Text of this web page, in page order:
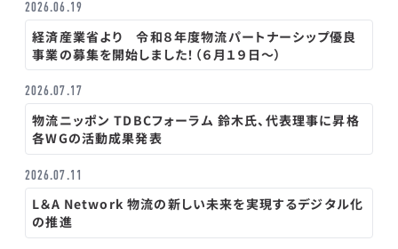
2026.06.19
経済産業省より 令和８年度物流パートナーシップ優良
事業の募集を開始しました！（６月１９日～）
2026.07.17
物流ニッポン TDBCフォーラム 鈴木氏、代表理事に昇格
各WGの活動成果発表
2026.07.11
L＆A Network 物流の新しい未来を実現するデジタル化
の推進